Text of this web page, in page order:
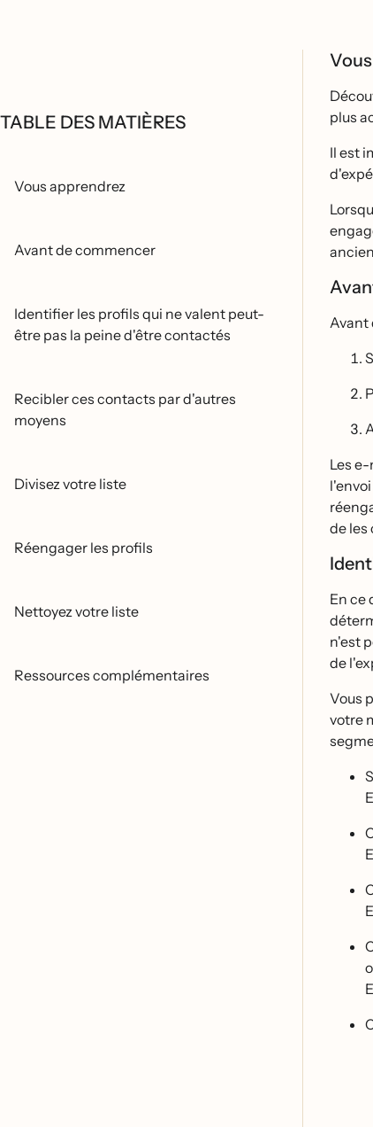
TABLE DES MATIÈRES
Vous apprendrez
Avant de commencer
Identifier les profils qui ne valent peut-
être pas la peine d'être contactés
Recibler ces contacts par d'autres
moyens
Divisez votre liste
Réengager les profils
Nettoyez votre liste
Ressources complémentaires
plus
Il est
Avant
Les
de les
En ce
n'est
de
Vous
votre